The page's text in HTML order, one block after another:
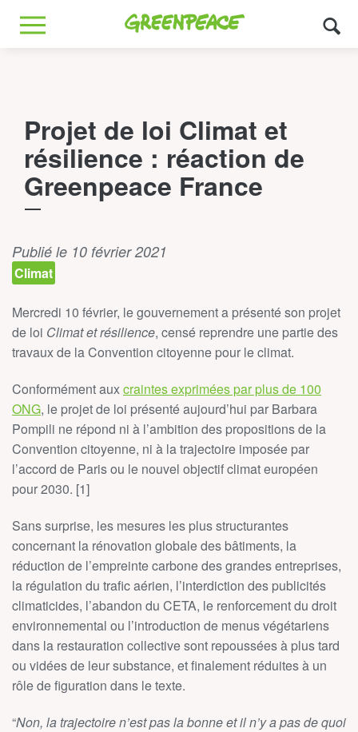
Greenpeace
MENU
Projet de loi Climat et
résilience : réaction de
Greenpeace France
Publié le 10 février 2021
Climat
Mercredi 10 février, le gouvernement a présenté son projet
de loi Climat et résilience, censé reprendre une partie des
travaux de la Convention citoyenne pour le climat.
Conformément auxcraintes exprimées par plus de 100
ONG, le projet de loi présenté aujourd’hui par Barbara
Pompili ne répond ni à l’ambition des propositions de la
Convention citoyenne, ni à la trajectoire imposée par
l’accord de Paris ou le nouvel objectif climat européen
pour 2030. [1]
Sans surprise, les mesures les plus structurantes
concernant la rénovation globale des bâtiments, la
réduction de l’empreinte carbone des grandes entreprises,
la régulation du trafic aérien, l’interdiction des publicités
climaticides, l’abandon du CETA, le renforcement du droit
environnemental ou l’introduction de menus végétariens
dans la restauration collective sont repoussées à plus tard
ou vidées de leur substance, et finalement réduites à un
rôle de figuration dans le texte.
“Non, la trajectoire n’est pas la bonne et il n’y a pas de quoi